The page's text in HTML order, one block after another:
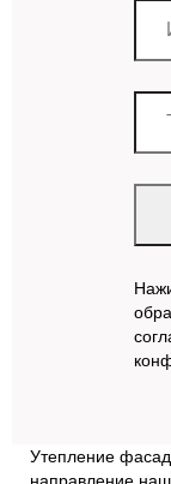
Утепление